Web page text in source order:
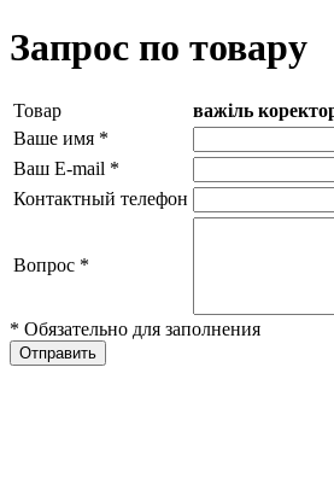
Запрос по товару
Товар
важіль
Ваше имя *
Ваш E-mail *
Контактный телефон
Вопрос *
* Обязательно для заполнения
Отправить